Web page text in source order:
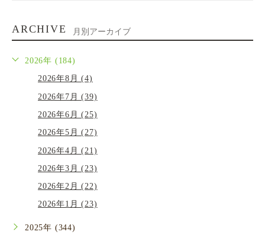
ARCHIVE 月別アーカイブ
2026年 (184)
2026年8月 (4)
2026年7月 (39)
2026年6月 (25)
2026年5月 (27)
2026年4月 (21)
2026年3月 (23)
2026年2月 (22)
2026年1月 (23)
2025年 (344)